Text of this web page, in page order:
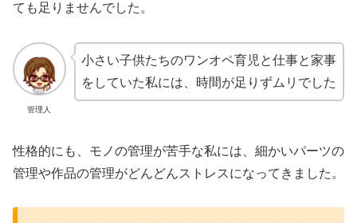
ても足りませんでした。
管理人
小さい子供たちのワンオペ育児と仕事と家事
をしていた私には、時間が足りずムリでした
性格的にも、モノの管理が苦手な私には、細かいパーツの
管理や作品の管理がどんどんストレスになってきました。